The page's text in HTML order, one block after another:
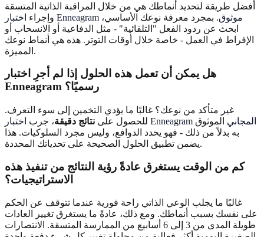
أفضل طريقة لتحديد أنماطك هي من خلال المراقبة الذاتية المتسقة
وإجراء
اختبار Enneagram موثوق. بمجرد معرفة نوعك الأساسي،
ابحث عن ردود الفعل "التلقائية" - مثل الدفاعية أو الانسحاب أو
الإفراط في العمل - خاصة خلال أوقات التوتر. هذه هي أنماط نوعك
المميزة.
هل يمكن أن تعمل هذه الحلول إذا لم أجرِ اختبار
Enneagram رسميًا؟
غير متأكد من نوعك؟ غالبًا ما يؤدي التخمين إلى سوء التعرف.
للحصول على نتائج دقيقة، جرب اختبار Enneagram المجاني الموثوق
به بدلاً من ذلك - فهو يحدد الدوافع، وليس مجرد السلوكيات. هذا
يضمن تطبيق الحلول الصحيحة على تحدياتك المحددة.
كم من الوقت يستغرق عادةً رؤية النتائج من تنفيذ هذه
الاستراتيجيات؟
غالبًا ما يجلب الوعي الذاتي راحة فورية عندما تتوقف عن الحكم
على نفسك بسبب أنماطك. ومع ذلك، عادةً ما يستغرق تغيير العادات
طويلة المدى من 3 إلى 6 أسابيع من الممارسة المتسقة. الانتصارات